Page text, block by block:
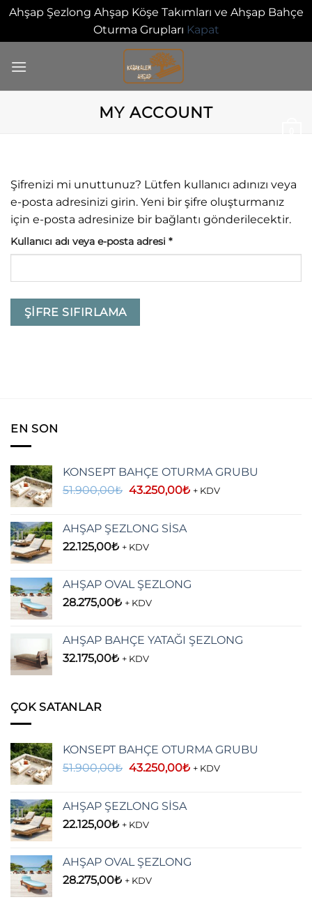
Ahşap Şezlong Ahşap Köşe Takımları ve Ahşap Bahçe
Oturma Grupları Kapat
atla
MY ACCOUNT
Şifrenizi mi unuttunuz? Lütfen kullanıcı adınızı veya
e-posta adresinizi girin. Yeni bir şifre oluşturmanız
için e-posta adresinize bir bağlantı gönderilecektir.
Kullanıcı adı veya e-posta adresi *Gerekli
ŞIFRE SIFIRLAMA
EN SON
KONSEPT BAHÇE OTURMA GRUBU
51.900,00₺ Orijinal
43.250,00₺Şu
+ KDV
AHŞAP ŞEZLONG SİSA
22.125,00₺ + KDV
AHŞAP OVAL ŞEZLONG
28.275,00₺ + KDV
AHŞAP BAHÇE YATAĞI ŞEZLONG
32.175,00₺ + KDV
ÇOK SATANLAR
KONSEPT BAHÇE OTURMA GRUBU
51.900,00₺ Orijinal
43.250,00₺Şu
+ KDV
AHŞAP ŞEZLONG SİSA
22.125,00₺ + KDV
AHŞAP OVAL ŞEZLONG
28.275,00₺ + KDV